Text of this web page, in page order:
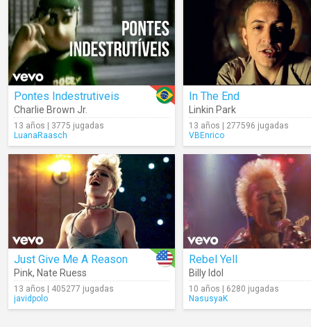
Pontes Indestrutiveis
Charlie Brown Jr.
13 años | 3775 jugadas
LuanaRaasch
In The End
Linkin Park
13 años | 277596 jugadas
VBEnrico
Just Give Me A Reason
Pink, Nate Ruess
13 años | 405277 jugadas
javidpolo
Rebel Yell
Billy Idol
10 años | 6280 jugadas
NasusyaK